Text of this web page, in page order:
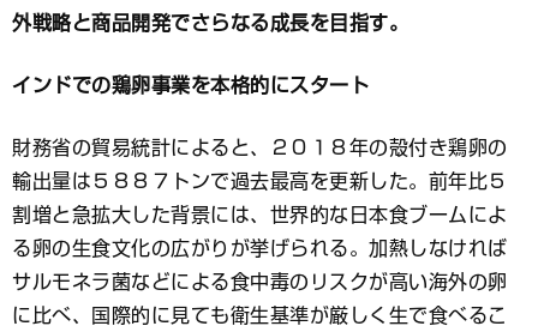
外戦略と商品開発でさらなる成長を目指す。
インドでの鶏卵事業を本格的にスタート
財務省の貿易統計によると、２０１８年の殻付き鶏卵の
輸出量は５８８７トンで過去最高を更新した。前年比５
割増と急拡大した背景には、世界的な日本食ブームによ
る卵の生食文化の広がりが挙げられる。加熱しなければ
サルモネラ菌などによる食中毒のリスクが高い海外の卵
に比べ、国際的に見ても衛生基準が厳しく生で食べるこ